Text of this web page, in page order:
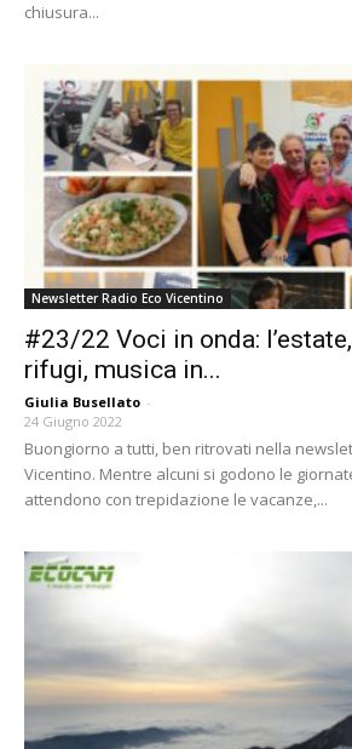
chiusura...
Newsletter Radio Eco Vicentino
#23/22 Voci in onda:
rifugi, musica in...
Giulia Busellato -
24 Giugno 2022
Buongiorno a tutti, ben ritrovati nella
Vicentino. Mentre alcuni si godono le
attendono con trepidazione le vacanze,...